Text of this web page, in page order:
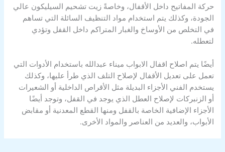
حركة المفاتيح داخل الأقفال، وخاصةً زيت تشحيم السيليكون عالي
الجودة، وكذلك يتم استخدام مواد التنظيف السائلة التي تساهم
في التخلص من الأوساخ والغبار المتراكم داخل القفل وتؤدي
لتعطله.
أيضًا يتم اصلاح اقفال الابواب ميناء عبدالله باستخدام الأدوات التي
تعمل على تعديل الأقفال لإصلاح التلف الذي طرأ عليها، وكذلك
يستخدم الفني الأجزاء البديلة مثل الأقراص الداخلية أو الشعيرات
أو الزنبركات لإصلاح العطل الذي يوجد في القفل، وتوجد أيضًا
الأجزاء الإضافية الخاصة بالقفل ومنها القطع المعدنية أو مقابض
الأبواب، والعديد من العناصر والمواد الأخرى.